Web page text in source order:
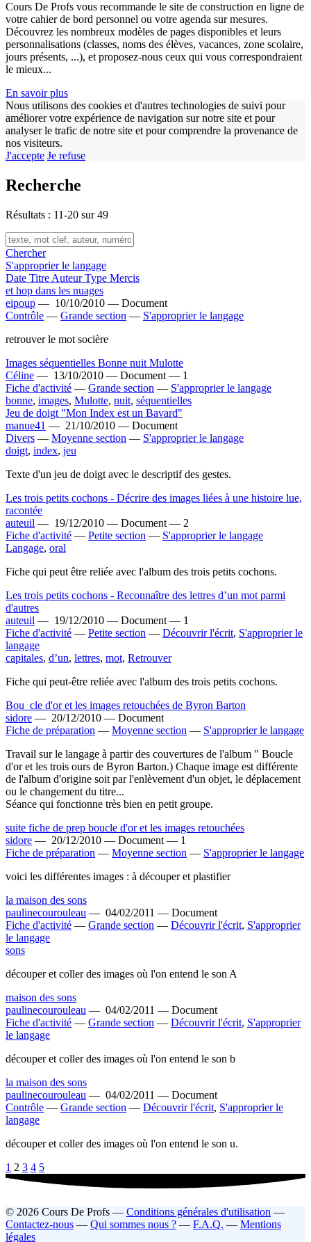
Cours De Profs vous recommande le site de construction en ligne de
votre cahier de bord personnel ou votre agenda sur mesures.
Découvrez les nombreux modèles de pages disponibles et leurs
personnalisations (classes, noms des élèves, vacances, zone scolaire,
jours présents, ...), et proposez-nous ceux qui vous correspondraient
le mieux...
En savoir plus
Nous utilisons des cookies et d'autres technologies de suivi pour
améliorer votre expérience de navigation sur notre site et pour
analyser le trafic de notre site et pour comprendre la provenance de
nos visiteurs.
J'accepte Je refuse
Recherche
Résultats : 11-20 sur 49
Chercher
S'approprier le langage
Date Titre AuteurType Mercis
et hop dans les nuages
eipoup — 10/10/2010 — Document
Contrôle — Grande section — S'approprier le langage
retrouver le mot socière
Images séquentielles Bonne nuit Mulotte
Céline — 13/10/2010 — Document — 1
Fiche d'activité — Grande section — S'approprier le langage
bonne, images, Mulotte, nuit, séquentielles
Jeu de doigt "Mon Index est un Bavard"
manue41 — 21/10/2010 — Document
Divers — Moyenne section — S'approprier le langage
doigt, index, jeu
Texte d'un jeu de doigt avec le descriptif des gestes.
Les trois petits cochons - Décrire des images liées à une histoire lue,
racontée
auteuil — 19/12/2010 — Document — 2
Fiche d'activité — Petite section — S'approprier le langage
Langage, oral
Fiche qui peut être reliée avec l'album des trois petits cochons.
Les trois petits cochons - Reconnaître des lettres d’un mot parmi
d'autres
auteuil — 19/12/2010 — Document — 1
Fiche d'activité — Petite section — Découvrir l'écrit, S'approprier le
langage
capitales, d’un, lettres, mot, Retrouver
Fiche qui peut-être reliée avec l'album des trois petits cochons.
Bou_cle d'or et les images retouchées de Byron Barton
sidore — 20/12/2010 — Document
Fiche de préparation — Moyenne section — S'approprier le langage
Travail sur le langage à partir des couvertures de l'album " Boucle
d'or et les trois ours de Byron Barton.) Chaque image est différente
de l'album d'origine soit par l'enlèvement d'un objet, le déplacement
ou le changement du titre...
Séance qui fonctionne très bien en petit groupe.
suite fiche de prep boucle d'or et les images retouchées
sidore — 20/12/2010 — Document — 1
Fiche de préparation — Moyenne section — S'approprier le langage
voici les différentes images : à découper et plastifier
la maison des sons
paulinecourouleau — 04/02/2011 — Document
Fiche d'activité — Grande section — Découvrir l'écrit, S'approprier
le langage
sons
découper et coller des images où l'on entend le son A
maison des sons
paulinecourouleau — 04/02/2011 — Document
Fiche d'activité — Grande section — Découvrir l'écrit, S'approprier
le langage
découper et coller des images où l'on entend le son b
la maison des sons
paulinecourouleau — 04/02/2011 — Document
Contrôle — Grande section — Découvrir l'écrit, S'approprier le
langage
découper et coller des images où l'on entend le son u.
1 2 3 4 5
© 2026 Cours De Profs — Conditions générales d'utilisation —
Contactez-nous — Qui sommes nous ? — F.A.Q. — Mentions
légales